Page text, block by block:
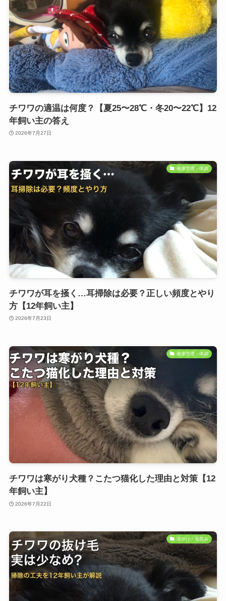
チワワの適温は何度？【夏25〜28℃・冬20〜22℃】12
年飼い主の答え
2026年7月27日
健康管理・体調
チワワが耳を掻く…耳掃除は必要？正しい頻度とやり
方【12年飼い主】
2026年7月23日
健康管理・体調
チワワは寒がり犬種？こたつ猫化した理由と対策【12
年飼い主】
2026年7月22日
涙やけ・毛並み